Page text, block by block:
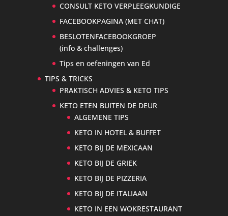
CONSULT KETO VERPLEEGKUNDIGE
FACEBOOKPAGINA (MET CHAT)
BESLOTENFACEBOOKGROEP
(info & challenges)
Tips en oefeningen van Ed
TIPS & TRICKS
PRAKTISCH ADVIES & KETO TIPS
KETO ETEN BUITEN DE DEUR
ALGEMENE TIPS
KETO IN HOTEL & BUFFET
KETO BIJ DE MEXICAAN
KETO BIJ DE GRIEK
KETO BIJ DE PIZZERIA
KETO BIJ DE ITALIAAN
KETO IN EEN WOKRESTAURANT